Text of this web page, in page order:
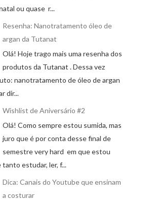
ou quase r...
Resenha: Nanotratamento óleo de
argan da Tutanat
Olá! Hoje trago mais uma resenha dos
produtos da Tutanat . Dessa vez
nanotratamento de óleo de argan
dir...
Wishlist de Aniversário #2
Olá! Como sempre estou sumida, mas
juro que é por conta desse final de
semestre very hard em que estou
estudar, ler, f...
Dica: Canais do Youtube que ensinam
a costurar